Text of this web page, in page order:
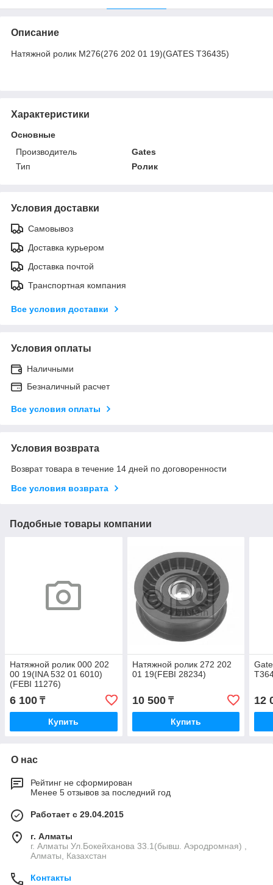
Описание
Натяжной ролик M276(276 202 01 19)(GATES T36435)
Характеристики
Основные
Производитель
Gates
Тип
Ролик
Условия доставки
Самовывоз
Доставка курьером
Доставка почтой
Транспортная компания
Все условия доставки
Условия оплаты
Наличными
Безналичный расчет
Все условия оплаты
Условия возврата
Возврат товара в течение 14 дней по договоренности
Все условия возврата
Подобные товары компании
Натяжной ролик 000 202
00 19(INA 532 01 6010)
(FEBI 11276)
6 100 ₸
Купить
Натяжной ролик 272 202
01 19(FEBI 28234)
10 500₸
Купить
12
О нас
Рейтинг не сформирован
Менее 5 отзывов за последний год
Работает с 29.04.2015
г. Алматы
г. Алматы Ул.Бокейханова 33.1(бывш. Аэродромная) ,
Алматы, Казахстан
Контакты